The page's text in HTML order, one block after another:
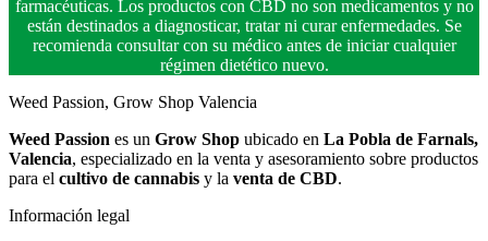
farmacéuticas. Los productos con CBD no son medicamentos y no
están destinados a diagnosticar, tratar ni curar enfermedades. Se
recomienda consultar con su médico antes de iniciar cualquier
régimen dietético nuevo.
Weed Passion, Grow Shop Valencia
Weed Passion es un Grow Shop ubicado en La Pobla de Farnals,
Valencia, especializado en la venta y asesoramiento sobre productos
para el cultivo de cannabis y la venta de CBD.
Información legal